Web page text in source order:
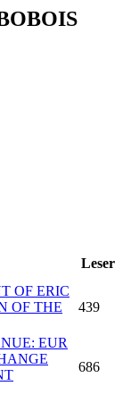
Leser
OF ERIC
OF THE
439
EUR
686